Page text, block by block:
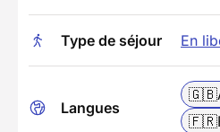
Type de séjour En
Langues
🇬🇧
🇫🇷